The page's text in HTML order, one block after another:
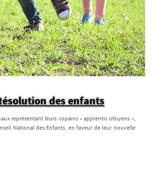
des enfants
représentant leurs copains « apprentis citoyens »,
National des Enfants, en faveur de leur nouvelle